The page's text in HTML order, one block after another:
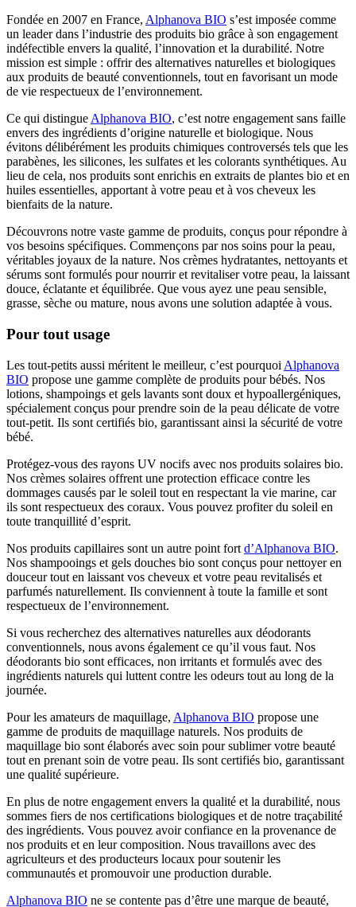
Fondée en 2007 en France, Alphanova BIO s’est imposée comme
un leader dans l’industrie des produits bio grâce à son engagement
indéfectible envers la qualité, l’innovation et la durabilité. Notre
mission est simple : offrir des alternatives naturelles et biologiques
aux produits de beauté conventionnels, tout en favorisant un mode
de vie respectueux de l’environnement.
Ce qui distingue Alphanova BIO, c’est notre engagement sans faille
envers des ingrédients d’origine naturelle et biologique. Nous
évitons délibérément les produits chimiques controversés tels que les
parabènes, les silicones, les sulfates et les colorants synthétiques. Au
lieu de cela, nos produits sont enrichis en extraits de plantes bio et en
huiles essentielles, apportant à votre peau et à vos cheveux les
bienfaits de la nature.
Découvrons notre vaste gamme de produits, conçus pour répondre à
vos besoins spécifiques. Commençons par nos soins pour la peau,
véritables joyaux de la nature. Nos crèmes hydratantes, nettoyants et
sérums sont formulés pour nourrir et revitaliser votre peau, la laissant
douce, éclatante et équilibrée. Que vous ayez une peau sensible,
grasse, sèche ou mature, nous avons une solution adaptée à vous.
Pour tout usage
Les tout-petits aussi méritent le meilleur, c’est pourquoi Alphanova
BIO propose une gamme complète de produits pour bébés. Nos
lotions, shampoings et gels lavants sont doux et hypoallergéniques,
spécialement conçus pour prendre soin de la peau délicate de votre
tout-petit. Ils sont certifiés bio, garantissant ainsi la sécurité de votre
bébé.
Protégez-vous des rayons UV nocifs avec nos produits solaires bio.
Nos crèmes solaires offrent une protection efficace contre les
dommages causés par le soleil tout en respectant la vie marine, car
ils sont respectueux des coraux. Vous pouvez profiter du soleil en
toute tranquillité d’esprit.
Nos produits capillaires sont un autre point fort d’Alphanova BIO.
Nos shampooings et gels douches bio sont conçus pour nettoyer en
douceur tout en laissant vos cheveux et votre peau revitalisés et
parfumés naturellement. Ils conviennent à toute la famille et sont
respectueux de l’environnement.
Si vous recherchez des alternatives naturelles aux déodorants
conventionnels, nous avons également ce qu’il vous faut. Nos
déodorants bio sont efficaces, non irritants et formulés avec des
ingrédients naturels qui luttent contre les odeurs tout au long de la
journée.
Pour les amateurs de maquillage, Alphanova BIO propose une
gamme de produits de maquillage naturels. Nos produits de
maquillage bio sont élaborés avec soin pour sublimer votre beauté
tout en prenant soin de votre peau. Ils sont certifiés bio, garantissant
une qualité supérieure.
En plus de notre engagement envers la qualité et la durabilité, nous
sommes fiers de nos certifications biologiques et de notre traçabilité
des ingrédients. Vous pouvez avoir confiance en la provenance de
nos produits et en leur composition. Nous travaillons avec des
agriculteurs et des producteurs locaux pour soutenir les
communautés et promouvoir une production durable.
Alphanova BIO ne se contente pas d’être une marque de beauté,